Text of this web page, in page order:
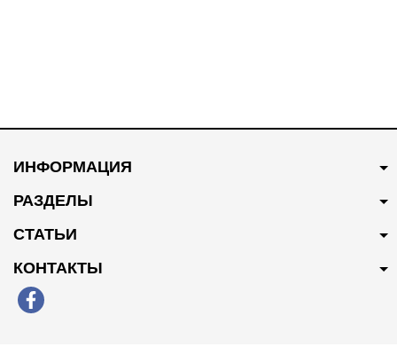
350 грн Купить
Тройник системы
400 грн Купить
ИНФОРМАЦИЯ
РАЗДЕЛЫ
СТАТЬИ
КОНТАКТЫ